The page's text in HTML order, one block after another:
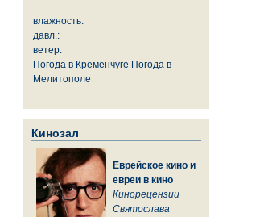
влажность:
давл.:
ветер:
Погода в Кременчуге Погода в
Мелитополе
Кинозал
Еврейское кино и
евреи в кино
Кинорецензии
Святослава